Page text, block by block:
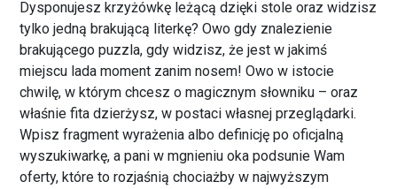
Dysponujesz krzyżówkę leżącą dzięki stole oraz widzisz
tylko jedną brakującą literkę? Owo gdy znalezienie
brakującego puzzla, gdy widzisz, że jest w jakimś
miejscu lada moment zanim nosem! Owo w istocie
chwilę, w którym chcesz o magicznym słowniku – oraz
właśnie fita dzierżysz, w postaci własnej przeglądarki.
Wpisz fragment wyrażenia albo definicję po oficjalną
wyszukiwarkę, a pani w mgnieniu oka podsunie Wam
oferty, które to rozjaśnią chociażby w najwyższym